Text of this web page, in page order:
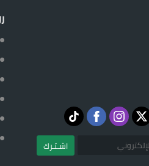
اشـتـرك